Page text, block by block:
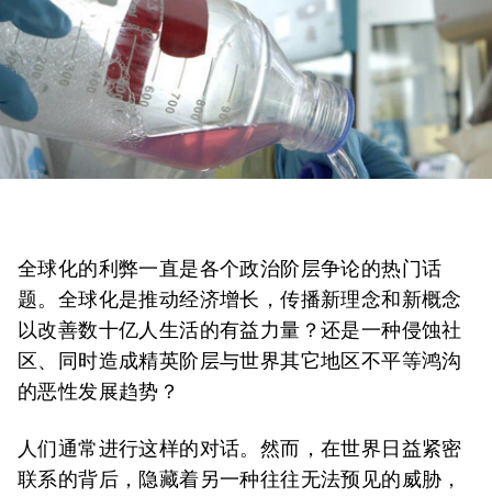
全球化的利弊一直是各个政治阶层争论的热门话
题。全球化是推动经济增长，传播新理念和新概念
以改善数十亿人生活的有益力量？还是一种侵蚀社
区、同时造成精英阶层与世界其它地区不平等鸿沟
的恶性发展趋势？
人们通常进行这样的对话。然而，在世界日益紧密
联系的背后，隐藏着另一种往往无法预见的威胁，